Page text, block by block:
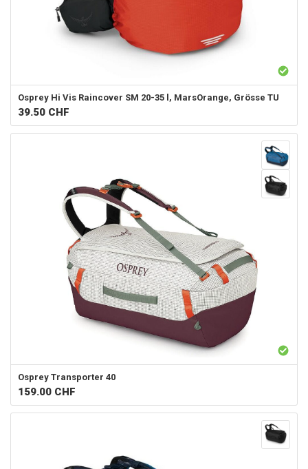
Osprey Hi Vis Raincover SM 20-35 l, MarsOrange, Grösse TU
39.50 CHF
Osprey Transporter 40
159.00 CHF